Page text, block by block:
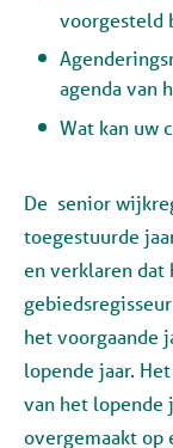
voorgesteld
agenda van
Wat kan uw
De senior
toegestuurde
en verklaren dat
het voorgaande
lopende jaar.
van het lopende
overgemaakt op